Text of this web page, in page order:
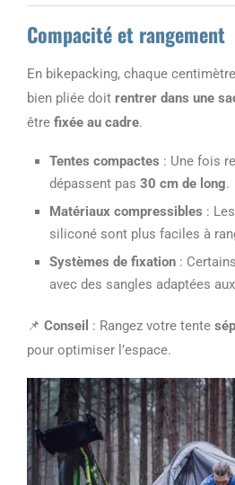
Compacité et rangement
En bikepacking, chaque
bien pliée doit rentrer dans une
être fixée au cadre.
Tentes compactes : Une fois
dépassent pas 30 cm de long.
Matériaux compressibles :
siliconé sont plus faciles à
Systèmes de fixation :
avec des sangles adaptées
📌 Conseil : Rangez votre tente
pour optimiser l’espace.